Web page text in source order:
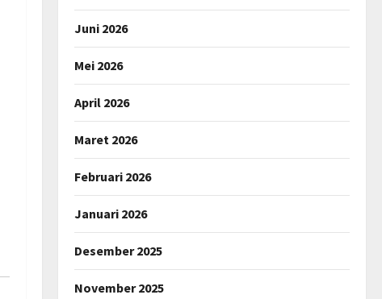
Juni 2026
Mei 2026
April 2026
Maret 2026
Februari 2026
Januari 2026
Desember 2025
November 2025